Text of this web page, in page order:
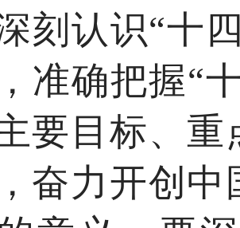
刻认识“十
准确把握“
要目标、
奋力开创